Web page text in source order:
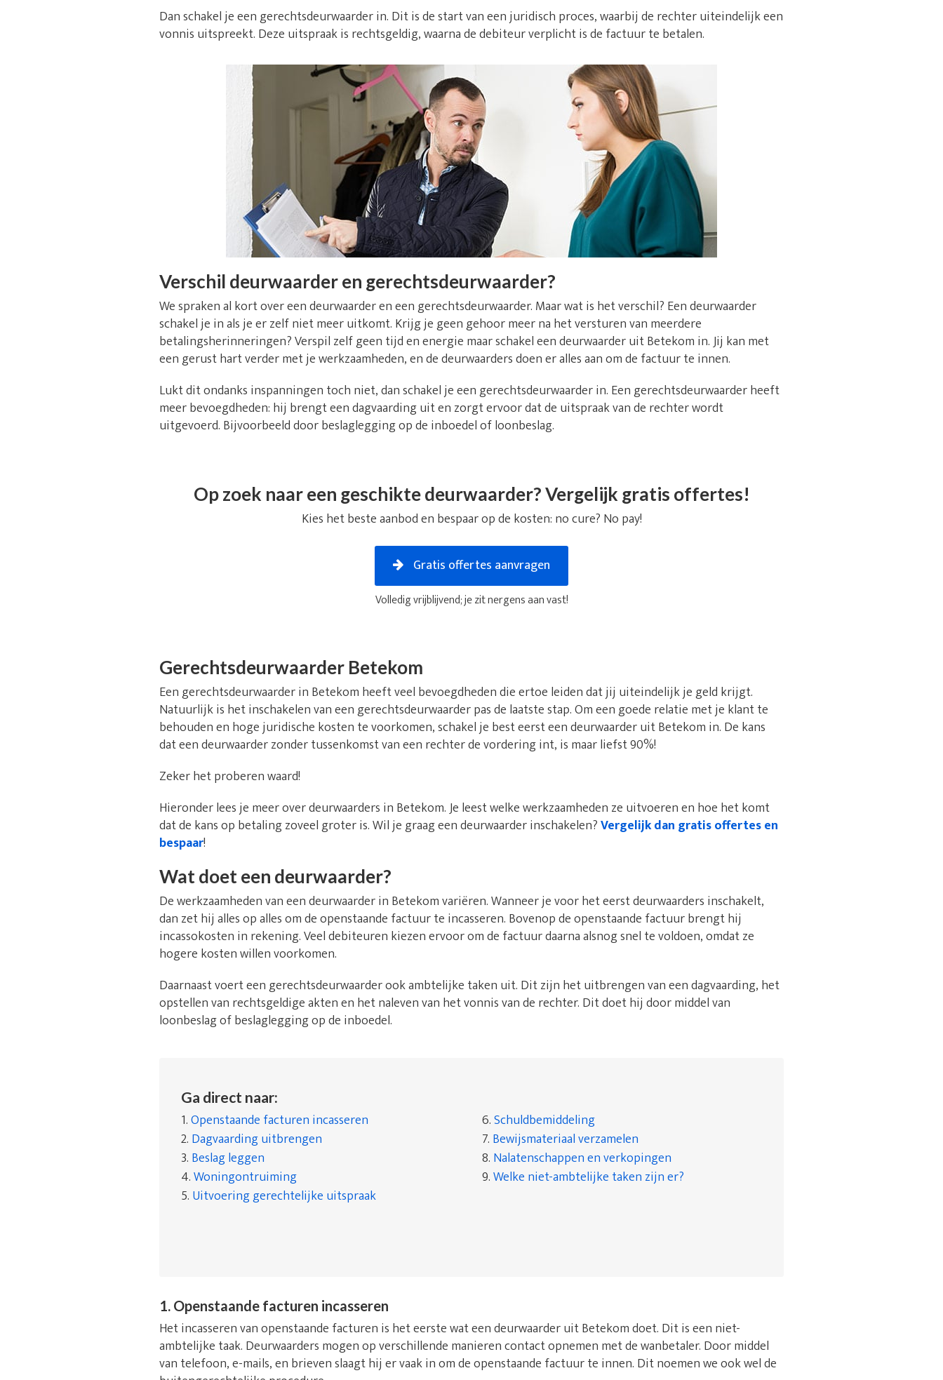
Dan schakel je een gerechtsdeurwaarder in. Dit is de start van een juridisch proces, waarbij de rechter uiteindelijk een
vonnis uitspreekt. Deze uitspraak is rechtsgeldig, waarna de debiteur verplicht is de factuur te betalen.
Verschil deurwaarder en gerechtsdeurwaarder?
We spraken al kort over een deurwaarder en een gerechtsdeurwaarder. Maar wat is het verschil? Een deurwaarder
schakel je in als je er zelf niet meer uitkomt. Krijg je geen gehoor meer na het versturen van meerdere
betalingsherinneringen? Verspil zelf geen tijd en energie maar schakel een deurwaarder uit Betekom in. Jij kan met
een gerust hart verder met je werkzaamheden, en de deurwaarders doen er alles aan om de factuur te innen.
Lukt dit ondanks inspanningen toch niet, dan schakel je een gerechtsdeurwaarder in. Een gerechtsdeurwaarder heeft
meer bevoegdheden: hij brengt een dagvaarding uit en zorgt ervoor dat de uitspraak van de rechter wordt
uitgevoerd. Bijvoorbeeld door beslaglegging op de inboedel of loonbeslag.
Op zoek naar een geschikte deurwaarder? Vergelijk gratis offertes!
Kies het beste aanbod en bespaar op de kosten: no cure? No pay!
Gratis offertes aanvragen
Volledig vrijblijvend; je zit nergens aan vast!
Gerechtsdeurwaarder Betekom
Een gerechtsdeurwaarder in Betekom heeft veel bevoegdheden die ertoe leiden dat jij uiteindelijk je geld krijgt.
Natuurlijk is het inschakelen van een gerechtsdeurwaarder pas de laatste stap. Om een goede relatie met je klant te
behouden en hoge juridische kosten te voorkomen, schakel je best eerst een deurwaarder uit Betekom in. De kans
dat een deurwaarder zonder tussenkomst van een rechter de vordering int, is maar liefst 90%!
Zeker het proberen waard!
Hieronder lees je meer over deurwaarders in Betekom. Je leest welke werkzaamheden ze uitvoeren en hoe het komt
dat de kans op betaling zoveel groter is. Wil je graag een deurwaarder inschakelen?Vergelijk dan gratis offertes en
bespaar!
Wat doet een deurwaarder?
De werkzaamheden van een deurwaarder in Betekom variëren. Wanneer je voor het eerst deurwaarders inschakelt,
dan zet hij alles op alles om de openstaande factuur te incasseren. Bovenop de openstaande factuur brengt hij
incassokosten in rekening. Veel debiteuren kiezen ervoor om de factuur daarna alsnog snel te voldoen, omdat ze
hogere kosten willen voorkomen.
Daarnaast voert een gerechtsdeurwaarder ook ambtelijke taken uit. Dit zijn het uitbrengen van een dagvaarding, het
opstellen van rechtsgeldige akten en het naleven van het vonnis van de rechter. Dit doet hij door middel van
loonbeslag of beslaglegging op de inboedel.
Ga direct naar:
1.Openstaande facturen incasseren
2. Dagvaarding uitbrengen
3. Beslag leggen
4.Woningontruiming
5. Uitvoering gerechtelijke uitspraak
6.Schuldbemiddeling
7. Bewijsmateriaal verzamelen
8. Nalatenschappen en verkopingen
9.Welke niet-ambtelijke taken zijn er?
1. Openstaande facturen incasseren
Het incasseren van openstaande facturen is het eerste wat een deurwaarder uit Betekom doet. Dit is een niet-
ambtelijke taak. Deurwaarders mogen op verschillende manieren contact opnemen met de wanbetaler. Door middel
van telefoon, e-mails, en brieven slaagt hij er vaak in om de openstaande factuur te innen. Dit noemen we ook wel de